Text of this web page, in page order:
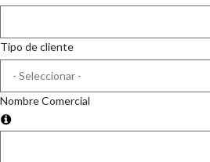
Tipo de cliente
Nombre Comercial